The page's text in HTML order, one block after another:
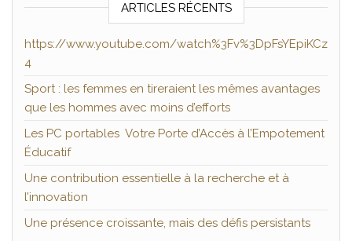
ARTICLES RÉCENTS
https://www.youtube.com/watch%3Fv%3DpFsYEpiKCz
4
Sport : les femmes en tireraient les mêmes avantages
que les hommes avec moins d’efforts
Les PC portables Votre Porte d’Accès à l’Empotement
Éducatif
Une contribution essentielle à la recherche et à
l’innovation
Une présence croissante, mais des défis persistants